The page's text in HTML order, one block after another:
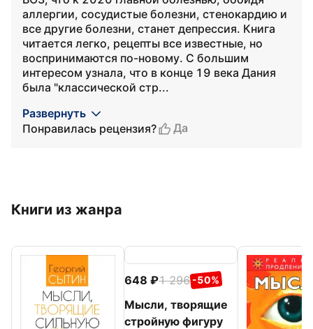
аллергии, сосудистые болезни, стенокардию и
все другие болезни, станет депрессия. Книга
читается легко, рецепты все известные, но
воспринимаются по-новому. С большим
интересом узнала, что в конце 19 века Дания
была "классической стр...
Развернуть
Понравилась рецензия?
Да
Книги из жанра
648 1 296 -50%
Мысли, творящие
стройную фигуру